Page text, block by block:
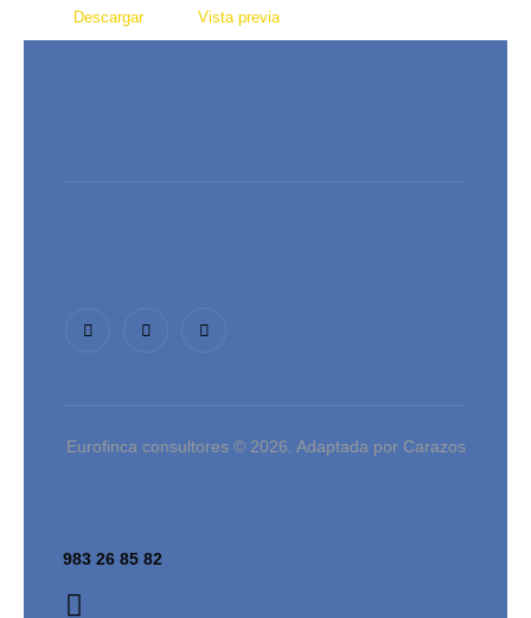
Descargar Vista previa
Eurofinca consultores © 2026. Adaptada por Carazos
983 26 85 82